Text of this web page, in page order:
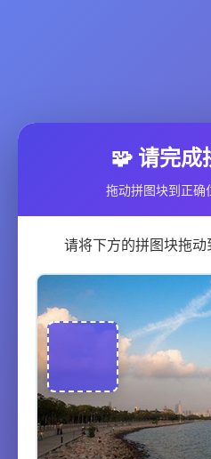
🧩 请完成
拖动拼图块到正确
请将下方的拼图块拖